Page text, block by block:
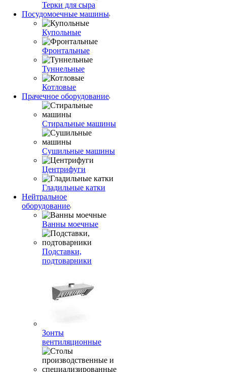
Терки для сыра
Посудомоечные машины
Купольные
Фронтальные
Туннельные
Котловые
Прачечное оборудование
Стиральные машины
Сушильные машины
Центрифуги
Гладильные катки
Нейтральное
оборудование
Ванны моечные
Подставки,
подтоварники
Зонты
вентиляционные